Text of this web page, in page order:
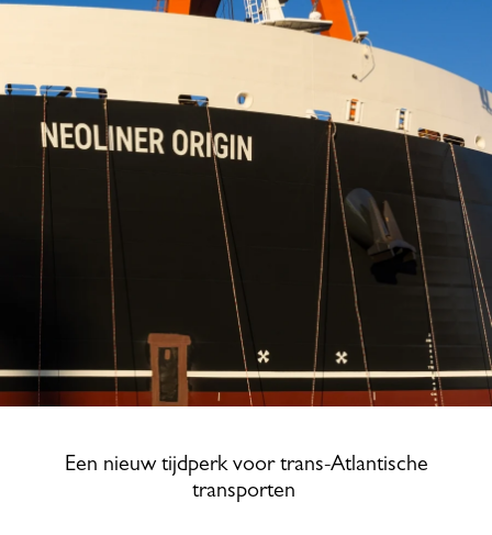
Een nieuw tijdperk voor trans-Atlantische
transporten